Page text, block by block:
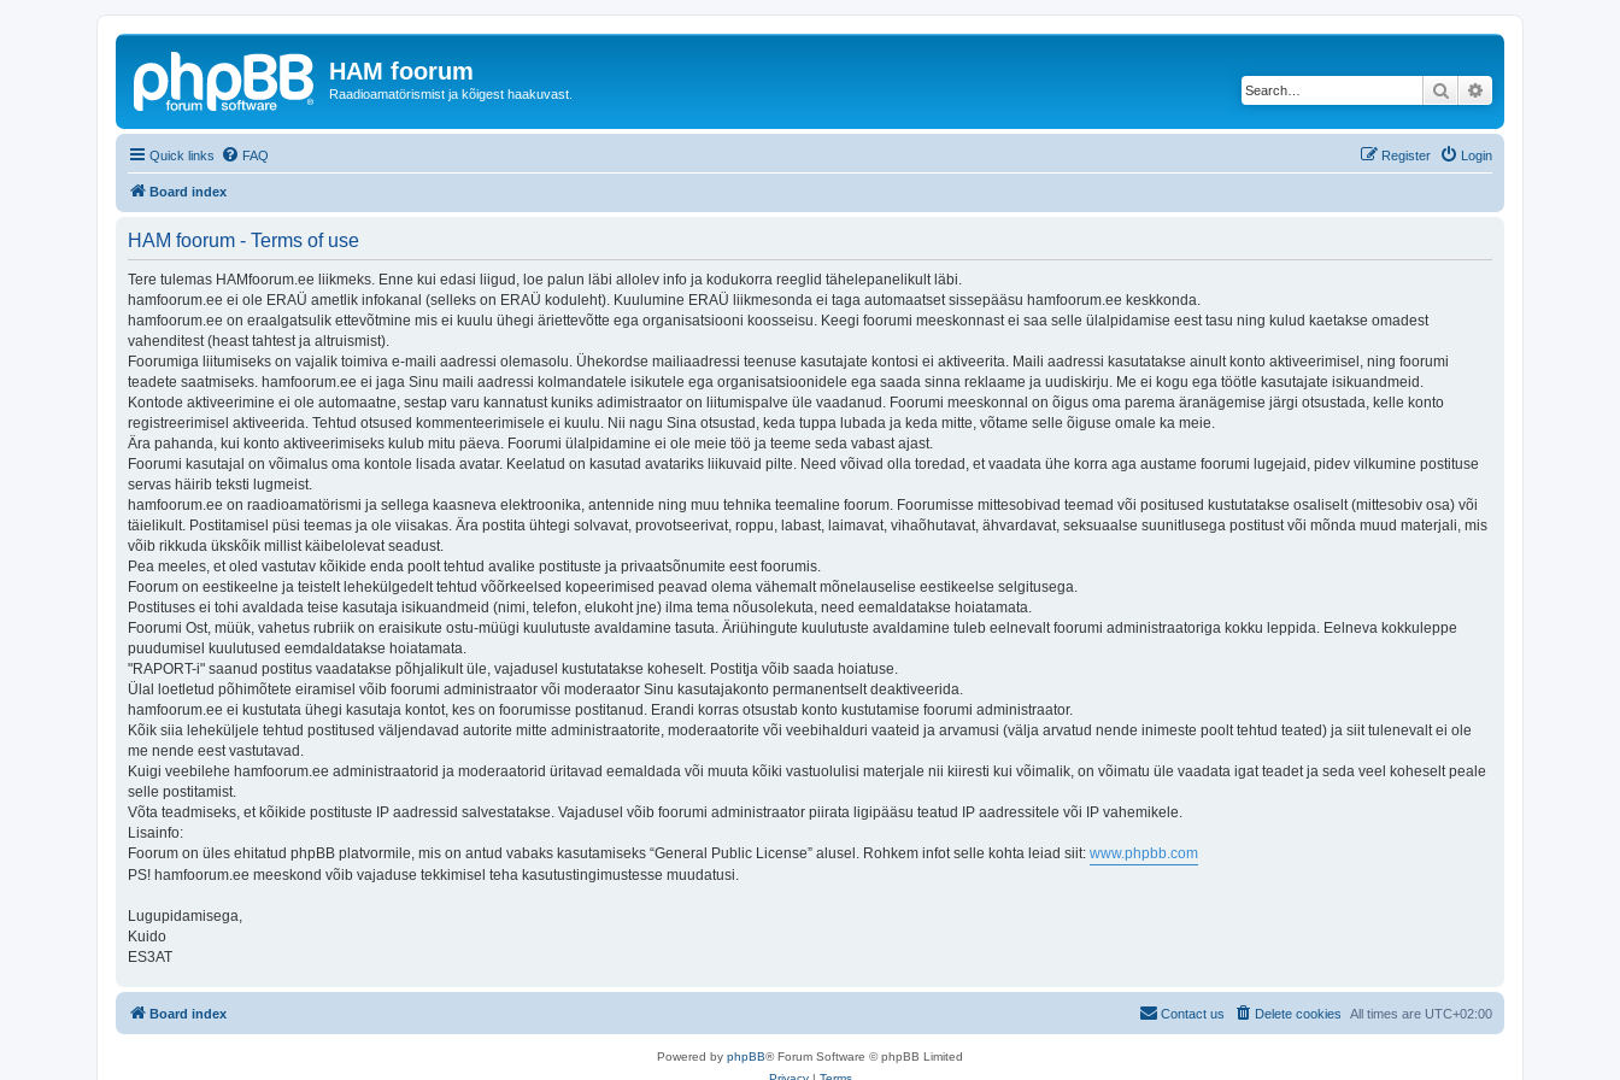
HAM foorum
Raadioamatörismist ja kõigest haakuvast. Search
Quick links FAQ Login
Register
Board index
HAM foorum - Terms of use
Tere tulemas HAMfoorum.ee liikmeks. Enne kui edasi liigud, loe palun läbi allolev info ja kodukorra reeglid tähelepanelikult läbi.
hamfoorum.ee ei ole ERAÜ ametlik infokanal (selleks on ERAÜ koduleht). Kuulumine ERAÜ liikmesonda ei taga automaatset sissepääsu hamfoorum.ee keskkonda.
hamfoorum.ee on eraalgatsulik ettevõtmine mis ei kuulu ühegi äriettevõtte ega organisatsiooni koosseisu. Keegi foorumi meeskonnast ei saa selle ülalpidamise eest tasu ning kulud kaetakse omadest
vahenditest (heast tahtest ja altruismist).
Foorumiga liitumiseks on vajalik toimiva e-maili aadressi olemasolu. Ühekordse mailiaadressi teenuse kasutajate kontosi ei aktiveerita. Maili aadressi kasutatakse ainult konto aktiveerimisel, ning foorumi
teadete saatmiseks. hamfoorum.ee ei jaga Sinu maili aadressi kolmandatele isikutele ega organisatsioonidele ega saada sinna reklaame ja uudiskirju. Me ei kogu ega töötle kasutajate isikuandmeid.
Kontode aktiveerimine ei ole automaatne, sestap varu kannatust kuniks adimistraator on liitumispalve üle vaadanud. Foorumi meeskonnal on õigus oma parema äranägemise järgi otsustada, kelle konto
registreerimisel aktiveerida. Tehtud otsused kommenteerimisele ei kuulu. Nii nagu Sina otsustad, keda tuppa lubada ja keda mitte, võtame selle õiguse omale ka meie.
Ära pahanda, kui konto aktiveerimiseks kulub mitu päeva. Foorumi ülalpidamine ei ole meie töö ja teeme seda vabast ajast.
Foorumi kasutajal on võimalus oma kontole lisada avatar. Keelatud on kasutad avatariks liikuvaid pilte. Need võivad olla toredad, et vaadata ühe korra aga austame foorumi lugejaid, pidev vilkumine postituse
servas häirib teksti lugmeist.
hamfoorum.ee on raadioamatörismi ja sellega kaasneva elektroonika, antennide ning muu tehnika teemaline foorum. Foorumisse mittesobivad teemad või positused kustutatakse osaliselt (mittesobiv osa) või
täielikult. Postitamisel püsi teemas ja ole viisakas. Ära postita ühtegi solvavat, provotseerivat, roppu, labast, laimavat, vihaõhutavat, ähvardavat, seksuaalse suunitlusega postitust või mõnda muud materjali, mis
võib rikkuda ükskõik millist käibelolevat seadust.
Pea meeles, et oled vastutav kõikide enda poolt tehtud avalike postituste ja privaatsõnumite eest foorumis.
Foorum on eestikeelne ja teistelt lehekülgedelt tehtud võõrkeelsed kopeerimised peavad olema vähemalt mõnelauselise eestikeelse selgitusega.
Postituses ei tohi avaldada teise kasutaja isikuandmeid (nimi, telefon, elukoht jne) ilma tema nõusolekuta, need eemaldatakse hoiatamata.
Foorumi Ost, müük, vahetus rubriik on eraisikute ostu-müügi kuulutuste avaldamine tasuta. Äriühingute kuulutuste avaldamine tuleb eelnevalt foorumi administraatoriga kokku leppida. Eelneva kokkuleppe
puudumisel kuulutused eemdaldatakse hoiatamata.
"RAPORT-i" saanud postitus vaadatakse põhjalikult üle, vajadusel kustutatakse koheselt. Postitja võib saada hoiatuse.
Ülal loetletud põhimõtete eiramisel võib foorumi administraator või moderaator Sinu kasutajakonto permanentselt deaktiveerida.
hamfoorum.ee ei kustutata ühegi kasutaja kontot, kes on foorumisse postitanud. Erandi korras otsustab konto kustutamise foorumi administraator.
Kõik siia leheküljele tehtud postitused väljendavad autorite mitte administraatorite, moderaatorite või veebihalduri vaateid ja arvamusi (välja arvatud nende inimeste poolt tehtud teated) ja siit tulenevalt ei ole
me nende eest vastutavad.
Kuigi veebilehe hamfoorum.ee administraatorid ja moderaatorid üritavad eemaldada või muuta kõiki vastuolulisi materjale nii kiiresti kui võimalik, on võimatu üle vaadata igat teadet ja seda veel koheselt peale
selle postitamist.
Võta teadmiseks, et kõikide postituste IP aadressid salvestatakse. Vajadusel võib foorumi administraator piirata ligipääsu teatud IP aadressitele või IP vahemikele.
Lisainfo:
Foorum on üles ehitatud phpBB platvormile, mis on antud vabaks kasutamiseks “General Public License” alusel. Rohkem infot selle kohta leiad siit: www.phpbb.com
PS! hamfoorum.ee meeskond võib vajaduse tekkimisel teha kasutustingimustesse muudatusi.
Lugupidamisega,
Kuido
ES3AT
Board index All times are UTC+02:00
Delete cookies
Contact us
Powered by phpBB® Forum Software © phpBB Limited